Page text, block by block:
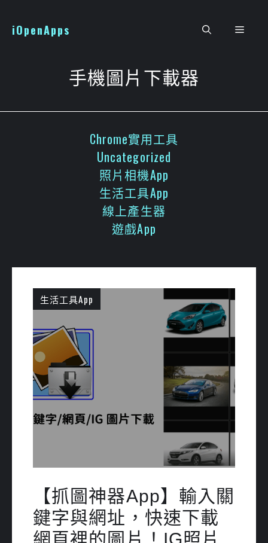
iOpenApps 選
手機圖片下載器
Chrome實用工具
Uncategorized
照片相機App
生活工具App
線上產生器
遊戲App
生活工具App
【抓圖神器App】輸入關
鍵字與網址，快速下載